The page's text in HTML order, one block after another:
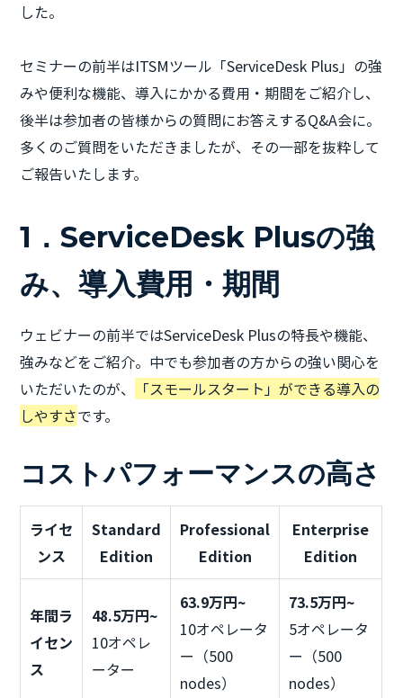
した。
セミナーの前半はITSMツール「ServiceDesk Plus」の強
みや便利な機能、導入にかかる費用・期間をご紹介し、
後半は参加者の皆様からの質問にお答えするQ&A会に。
多くのご質問をいただきましたが、その一部を抜粋して
ご報告いたします。
1．ServiceDesk Plusの強
み、導入費用・期間
ウェビナーの前半ではServiceDesk Plusの特長や機能、
強みなどをご紹介。中でも参加者の方からの強い関心を
いただいたのが、
「スモールスタート」ができる導入の
しやすさです。
コストパフォーマンスの高さ
ライセ
ンス
Standard
Edition
Professional
Edition
Enterprise
Edition
年間ラ
イセン
ス
48.5万円~
10オペレ
ーター
63.9万円~
10オペレータ
ー（500
nodes）
73.5万円~
5オペレータ
ー（500
nodes）